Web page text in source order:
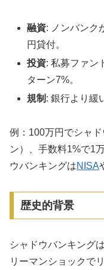
融資: ノンバンク
円貸付。
投資: 私募ファン
ターン7%。
規制 : 銀行より緩
例：100万円でシャ
ン）、手数料1%で1
ウバンキングはNISA
歴史的背景
シャドウバンキング
リーマンショックで